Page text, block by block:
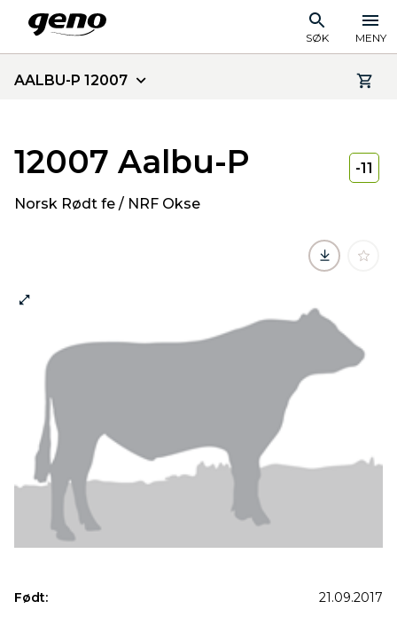
SØK MENY
AALBU-P 12007
12007 Aalbu-P
Norsk Rødt fe / NRF Okse
-11
Født:
21.09.2017